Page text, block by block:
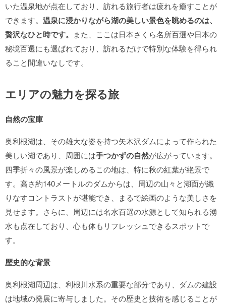
いた温泉地が点在しており、訪れる旅行者は疲れを癒すことが
できます。 温泉に浸かりながら湖の美しい景色を眺めるのは、
贅沢なひと時です。 また、ここは日本さくら名所百選や日本の
秘境百選にも選ばれており、訪れるだけで特別な体験を得られ
ること間違いなしです。
エリアの魅力を探る旅
自然の宝庫
奥利根湖は、その雄大な姿を持つ矢木沢ダムによって作られた
美しい湖であり、周囲には手つかずの自然が広がっています。
四季折々の風景が楽しめるこの地は、特に秋の紅葉が絶景で
す。高さ約140メートルのダムからは、周辺の山々と湖面が織
りなすコントラストが堪能でき、まるで絵画のような美しさを
見せます。さらに、周辺には名水百選の水源として知られる湧
水も点在しており、心も体もリフレッシュできるスポットで
す。
歴史的な背景
奥利根湖周辺は、利根川水系の重要な部分であり、ダムの建設
は地域の発展に寄与しました。その歴史と技術を感じることが